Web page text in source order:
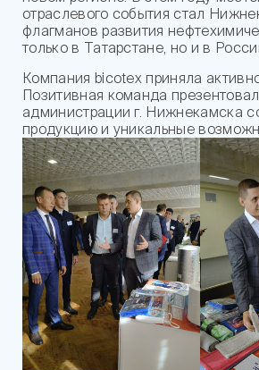
отраслевого события стал
флагманов развития
только в Татарстане, но и в
Компания bicotex приняла
Позитивная команда
администрации г. Нижнекамска
продукцию и уникальные